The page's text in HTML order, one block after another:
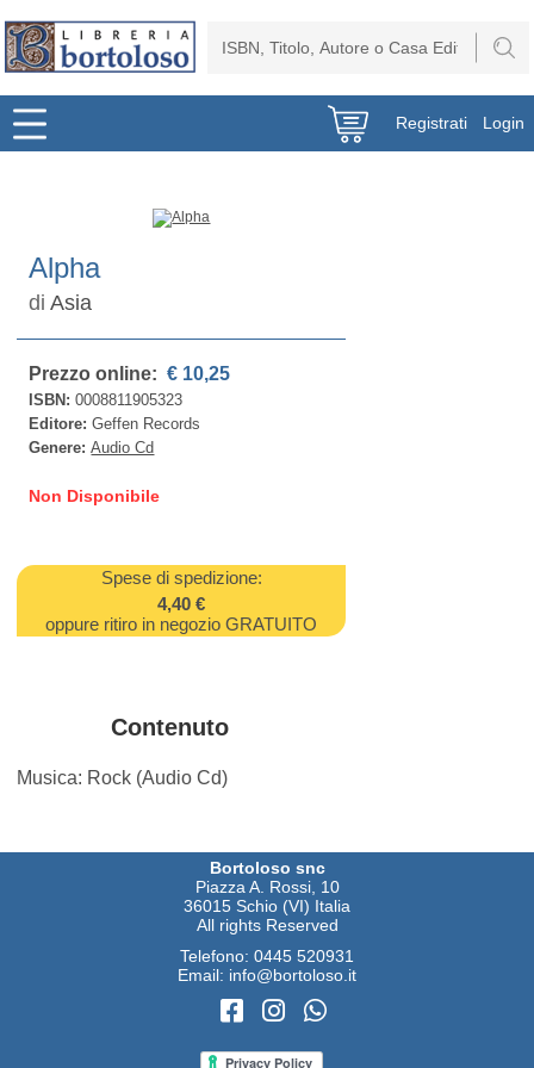
Registrati Login
Alpha
diAsia
Prezzo online: € 10,25
ISBN:0008811905323
Editore:Geffen Records
Genere:Audio Cd
Non Disponibile
Spese di spedizione:
4,40 €
oppure ritiro in negozio GRATUITO
Contenuto
Musica: Rock (Audio Cd)
Bortoloso snc
Piazza A. Rossi, 10
36015 Schio (VI) Italia
All rights Reserved
Telefono: 0445 520931
Email: info@bortoloso.it